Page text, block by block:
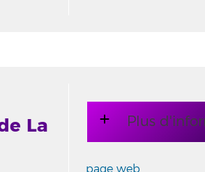
La
Plus